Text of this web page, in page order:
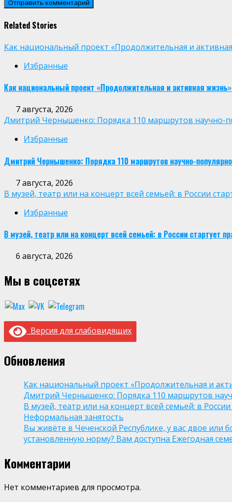
Related Stories
Как национальный проект «Продолжительная и
Избранные
Как национальный проект «Продолжительная и активная
7 августа, 2026
Дмитрий Чернышенко: Порядка 110 маршрутов научно-
Избранные
Дмитрий Чернышенко: Порядка 110 маршрутов научно-
7 августа, 2026
В музей, театр или на концерт всей семьей: в России
Избранные
В музей, театр или на концерт всей семьей: в России стартует
6 августа, 2026
Мы в соцсетях
Версия для слабовидящих
Обновления
Как национальный проект «Продолжительная и
Дмитрий Чернышенко: Порядка 110 маршрутов
В музей, театр или на концерт всей семьей: в
Неформальная занятость
Вы живёте в Чеченской Республике, у вас двое
установленную норму? Вам доступна Ежегодная
Комментарии
Нет комментариев для просмотра.